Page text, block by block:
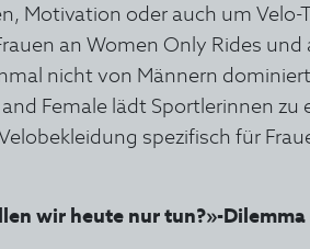
Motivation oder auch um
an Women Only Rides
nicht von Männern
Female lädt Sportlerinnen zu
spezifisch für
wir heute nur tun?»-